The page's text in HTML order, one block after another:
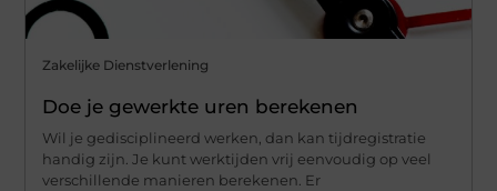
Zakelijke Dienstverlening
Doe je gewerkte uren berekenen
Wil je gedisciplineerd werken, dan kan tijdregistratie
handig zijn. Je kunt werktijden vrij eenvoudig op veel
verschillende manieren berekenen. Er